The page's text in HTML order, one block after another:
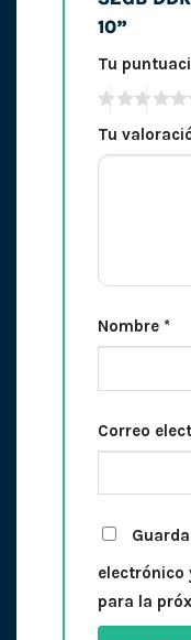
10”
Tu
Tu
Nombre *
Correo
electrónico
para la